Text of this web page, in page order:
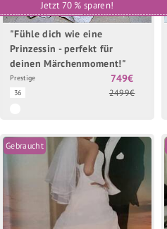
Jetzt 70 % sparen!
"Fühle dich wie eine
Prinzessin - perfekt für
deinen Märchenmoment!"
Prestige
36
749€
2499€
Gebraucht